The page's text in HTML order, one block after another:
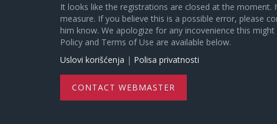
It looks like the registrations are closed at the moment.
measure. If you believe this is a possible error, please
him know. We apologize for any incovenience this might
Policy and Terms of Use are available below.
Uslovi korišćenja | Polisa privatnosti
CONTACT WEBMASTER